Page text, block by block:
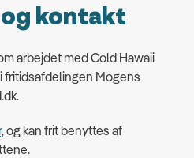
kontakt
arbejdet med Cold Hawaii
fritidsafdelingen Mogens
og kan frit benyttes af